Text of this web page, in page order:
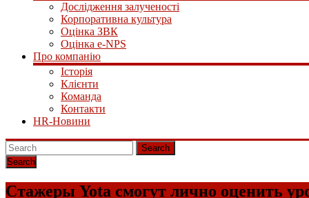
Дослідження залученості
Корпоративна культура
Оцінка ЗВК
Оцінка e-NPS
Про компанію
Історія
Клієнти
Команда
Контакти
HR-Новини
Search
Стажеры Yota смогут лично оценить